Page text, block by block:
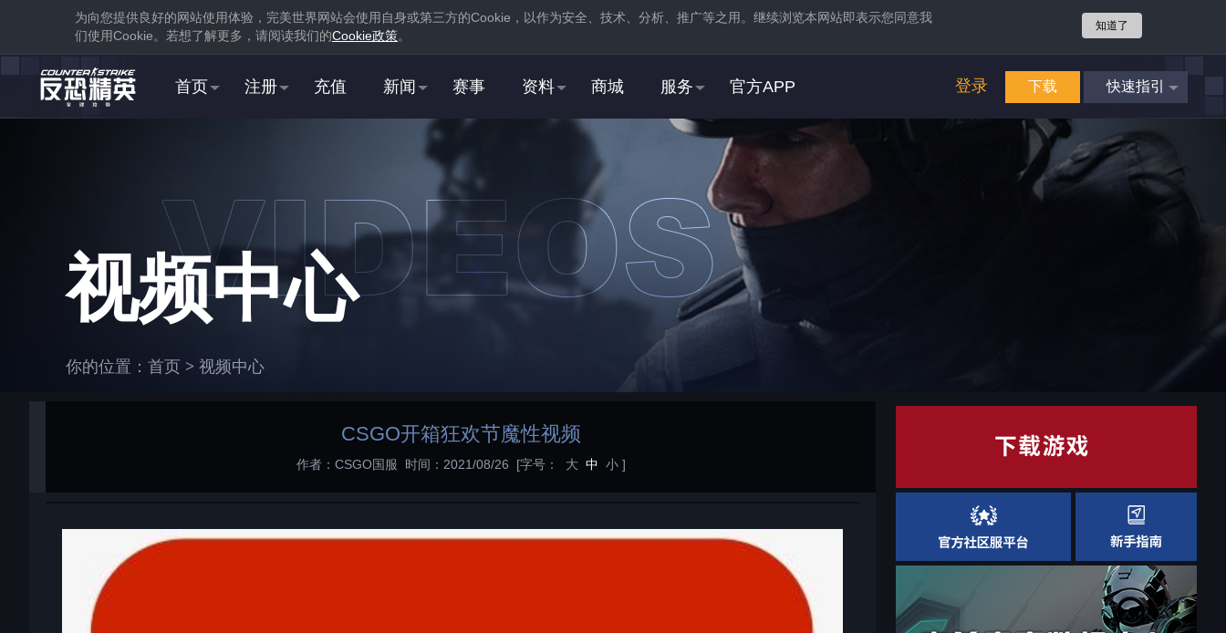
为向您提供良好的网站使用体验，完美世界网站会使用自身或第三方的Cookie ，以作为安全、技术、分析、推广等之用。继续浏览本网站即表示您同意我
们使用Cookie。若想了解更多，请阅读我们的Cookie政策。
知道了
首页 注册 充值 新闻 赛事 资料 商城 服务 官方APP 登录 下载 快速指引
新用户
下载 蒸汽平台
2
注册 蒸汽平台账号
3
登录 蒸汽平台，在商店页
中找到并下载 反恐精英：全球攻势
4
STEAM用户
1
在游戏库中找到并 下载
3
视频中心
你的位置： 首页 > 视频中心
CSGO开箱狂欢节魔性视频
作者：CSGO国服 时间：2021/08/26 [字号： 大 中 小]